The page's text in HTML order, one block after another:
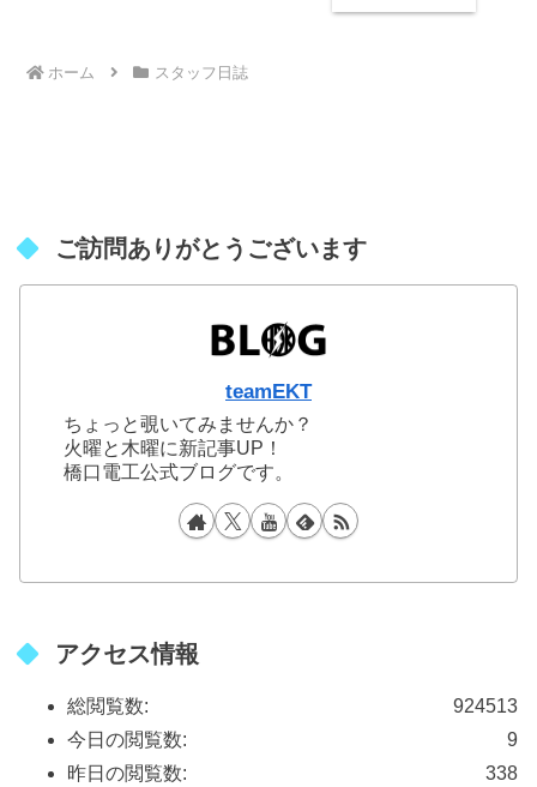
ホーム スタッフ日誌
ご訪問ありがとうございます
teamEKT
ちょっと覗いてみませんか？
火曜と木曜に新記事UP！
橋口電工公式ブログです。
アクセス情報
924513
総閲覧数:
9
今日の閲覧数:
338
昨日の閲覧数: